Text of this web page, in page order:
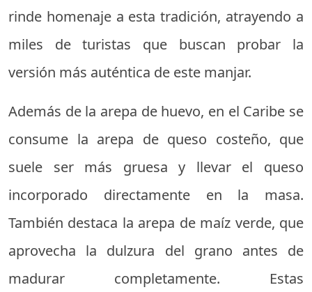
rinde homenaje a esta tradición, atrayendo a
miles de turistas que buscan probar la
versión más auténtica de este manjar.
Además de la arepa de huevo, en el Caribe se
consume la arepa de queso costeño, que
suele ser más gruesa y llevar el queso
incorporado directamente en la masa.
También destaca la arepa de maíz verde, que
aprovecha la dulzura del grano antes de
madurar completamente. Estas